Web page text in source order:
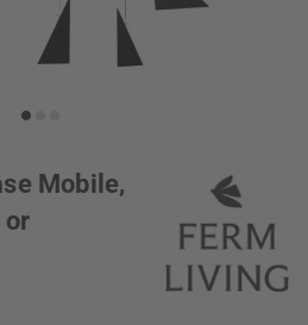
Mobile,
or